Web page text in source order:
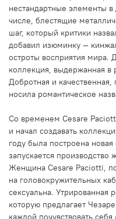
нестандартные элементы
числе, блестящие
шаг, который критики
добавил изюминку —
остроты восприятия мира.
коллекция, выдержанная в
Добротная и
носила романтическое
Со временем Cesare
и начал создавать
году была построена
запускается
Женщина Cesare Paciotti,
на головокружительных
сексуальна. Утрированная
которую предлагает
каждой почувствовать